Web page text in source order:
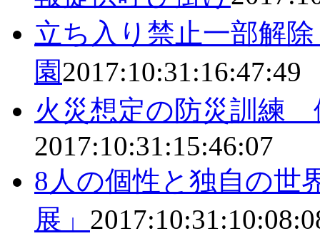
立ち入り禁止一部解
園2017:10:31:16:47:49
火災想定の防災訓練
2017:10:31:15:46:07
8人の個性と独自の
展」